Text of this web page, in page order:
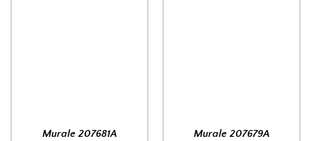
Murale 207681A Murale 207679A